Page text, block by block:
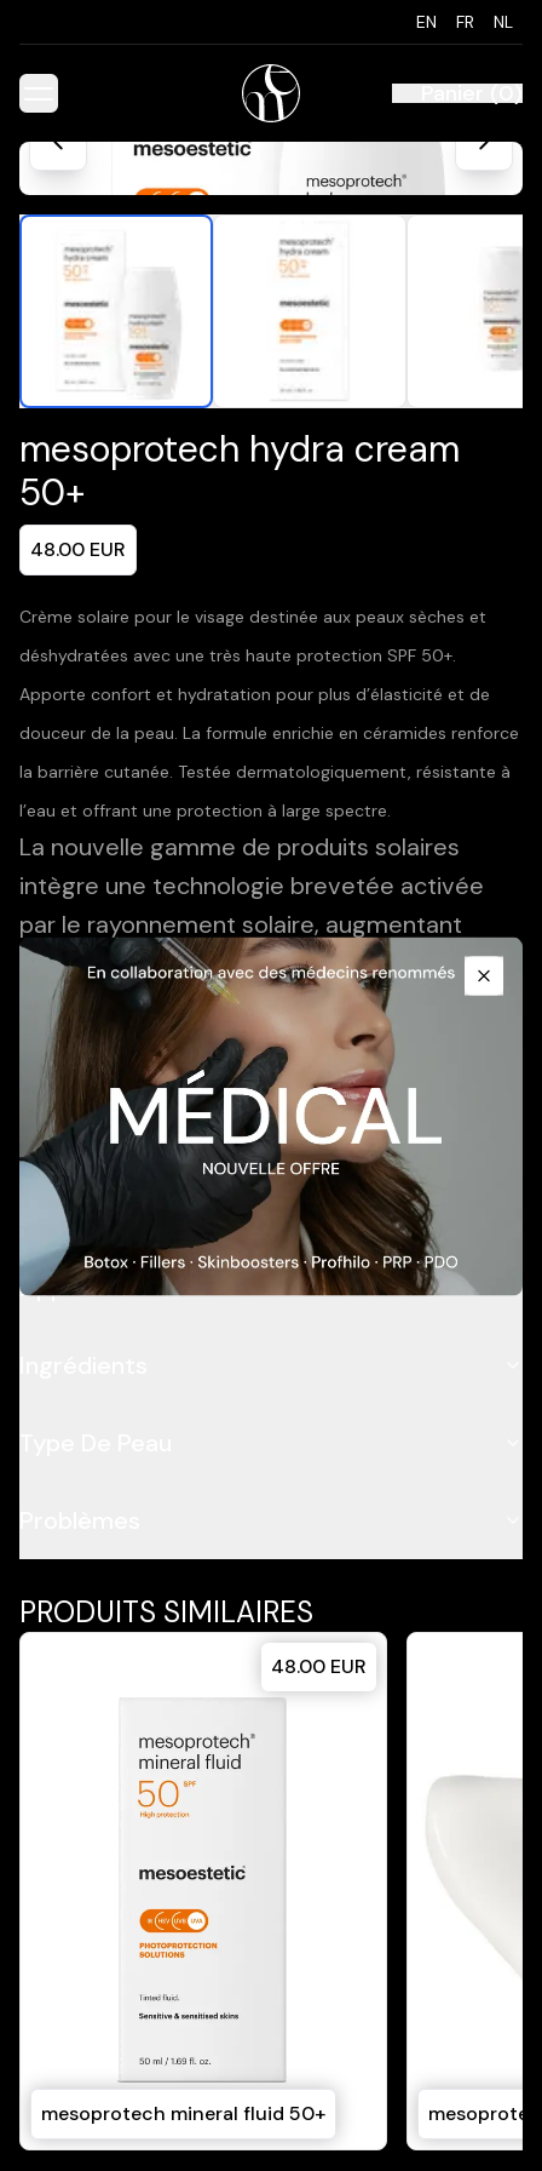
EN FR NL
Panier(0)
mesoprotech hydra cream
50+
48.00 EUR
Crème solaire pour le visage destinée aux peaux sèches et
déshydratées avec une très haute protection SPF 50+.
Apporte confort et hydratation pour plus d’élasticité et de
douceur de la peau. La formule enrichie en céramides renforce
la barrière cutanée. Testée dermatologiquement, résistante à
l’eau et offrant une protection à large spectre.
La nouvelle gamme de produits solaires
intègre une technologie brevetée activée
par le rayonnement solaire, augmentant
l’efficacité protectrice et réparant les
dommages cellulaires.
Add To Cart
Description
Application
PRODUITS SIMILAIRES
mesoprotech mineral fluid 50+
48.00 EUR
Promotional Content